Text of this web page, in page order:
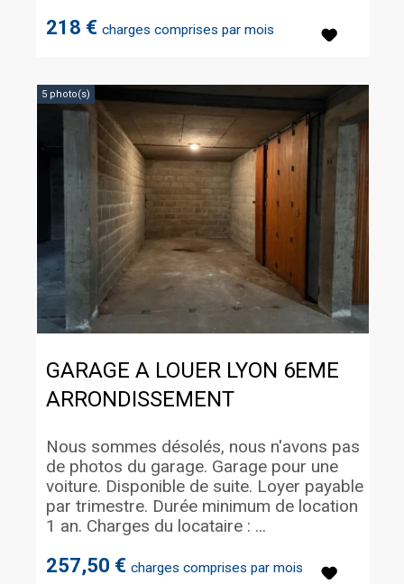
218 € charges comprises par mois
5 photo(s)
GARAGE A LOUER LYON 6EME
ARRONDISSEMENT
257,50 € charges comprises par mois
Nous sommes désolés, nous n'avons pas
de photos du garage. Garage pour une
voiture. Disponible de suite. Loyer payable
par trimestre. Durée minimum de location
1 an. Charges du locataire : ...